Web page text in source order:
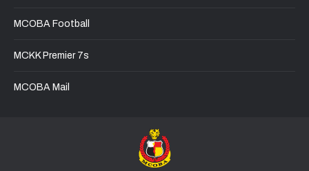
MCOBA Football
MCKK Premier 7s
MCOBA Mail